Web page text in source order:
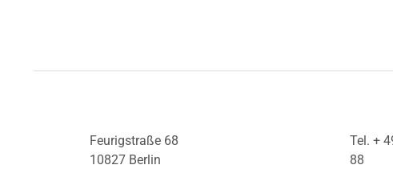
Feurigstraße 68
10827 Berlin
Tel. +
88